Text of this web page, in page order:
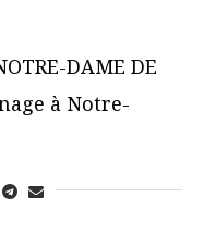
DAME DE
à Notre-